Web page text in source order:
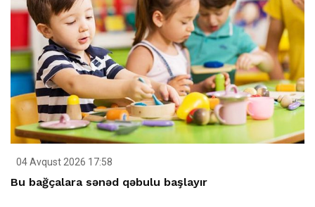
04 Avqust 2026 17:58
Bu bağçalara sənəd qəbulu başlayır